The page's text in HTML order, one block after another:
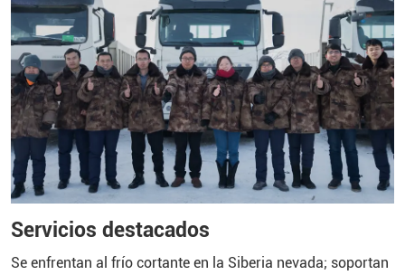
Servicios destacados
Se enfrentan al frío cortante en la Siberia nevada; soportan